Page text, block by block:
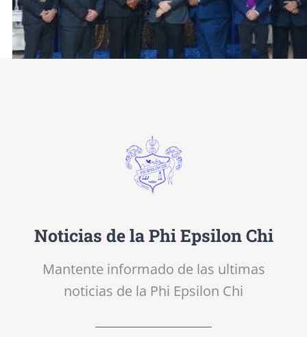
Noticias de la Phi Epsilon Chi
Mantente informado de las ultimas
noticias de la Phi Epsilon Chi